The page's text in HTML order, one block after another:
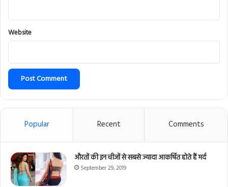
Website
Popular Recent Comments
औरतों की इन चीजों से सबसे ज्यादा आकर्षित होते हैं मर्द
September 29, 2019